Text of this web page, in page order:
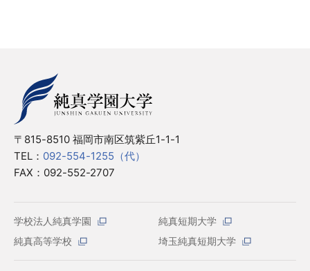
〒815-8510 福岡市南区筑紫丘1-1-1
TEL： 092-554-1255（代）
FAX：092-552-2707
学校法人純真学園
純真短期大学
純真高等学校
埼玉純真短期大学